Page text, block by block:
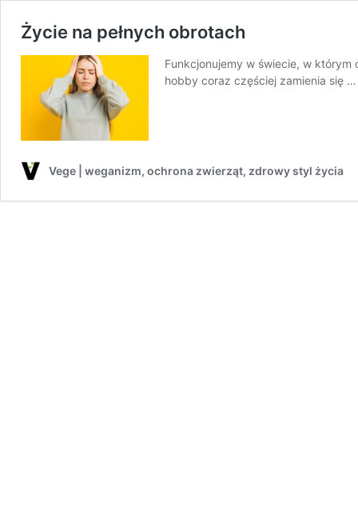
Życie na pełnych obrotach
Funkcjonujemy w świecie, w
hobby coraz częściej zamienia się
Vege | weganizm, ochrona zwierząt, zdrowy styl życia